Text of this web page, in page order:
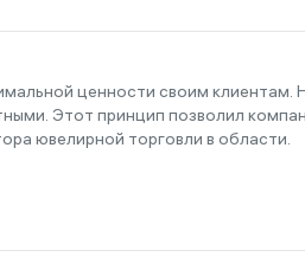
ценности своим
Этот принцип позволил
ювелирной торговли в области.